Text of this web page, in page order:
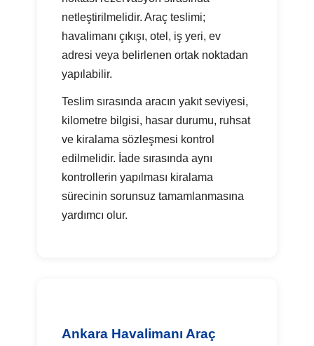
netleştirilmelidir. Araç teslimi;
havalimanı çıkışı, otel, iş yeri, ev
adresi veya belirlenen ortak noktadan
yapılabilir.
Teslim sırasında aracın yakıt seviyesi,
kilometre bilgisi, hasar durumu, ruhsat
ve kiralama sözleşmesi kontrol
edilmelidir. İade sırasında aynı
kontrollerin yapılması kiralama
sürecinin sorunsuz tamamlanmasına
yardımcı olur.
Ankara Havalimanı Araç